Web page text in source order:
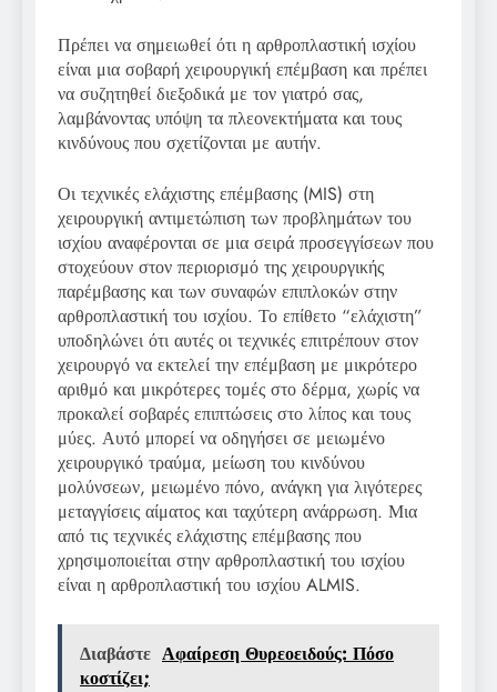
Πρέπει να σημειωθεί ότι η αρθροπλαστική ισχίου
είναι μια σοβαρή χειρουργική επέμβαση και πρέπει
να συζητηθεί διεξοδικά με τον γιατρό σας,
λαμβάνοντας υπόψη τα πλεονεκτήματα και τους
κινδύνους που σχετίζονται με αυτήν.
Οι τεχνικές ελάχιστης επέμβασης (MIS) στη
χειρουργική αντιμετώπιση των προβλημάτων του
ισχίου αναφέρονται σε μια σειρά προσεγγίσεων που
στοχεύουν στον περιορισμό της χειρουργικής
παρέμβασης και των συναφών επιπλοκών στην
αρθροπλαστική του ισχίου. Το επίθετο “ελάχιστη”
υποδηλώνει ότι αυτές οι τεχνικές επιτρέπουν στον
χειρουργό να εκτελεί την επέμβαση με μικρότερο
αριθμό και μικρότερες τομές στο δέρμα, χωρίς να
προκαλεί σοβαρές επιπτώσεις στο λίπος και τους
μύες. Αυτό μπορεί να οδηγήσει σε μειωμένο
χειρουργικό τραύμα, μείωση του κινδύνου
μολύνσεων, μειωμένο πόνο, ανάγκη για λιγότερες
μεταγγίσεις αίματος και ταχύτερη ανάρρωση. Μια
από τις τεχνικές ελάχιστης επέμβασης που
χρησιμοποιείται στην αρθροπλαστική του ισχίου
είναι η αρθροπλαστική του ισχίου ALMIS.
Διαβάστε Αφαίρεση Θυρεοειδούς: Πόσο
κοστίζει;